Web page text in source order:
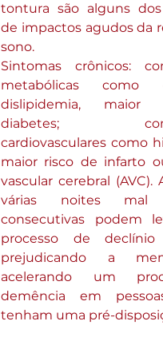
tontura são alguns
de impactos agudos da
sono.
Sintomas crônicos:
metabólicas como
dislipidemia,
diabetes;
cardiovasculares como
maior risco de infarto
vascular cerebral (AVC).
várias noites mal
consecutivas podem
processo de declínio
prejudicando a
acelerando um
demência em
tenham uma pré-